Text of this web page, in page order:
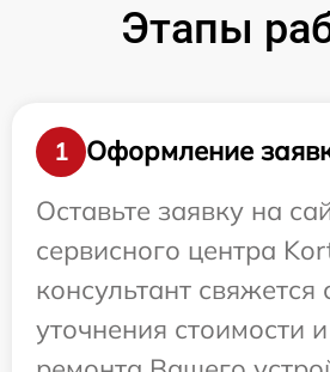
Этапы
1
Оформление
Оставьте заявку на
сервисного центра
консультант
уточнения стоимости